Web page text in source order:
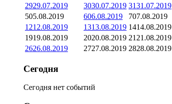
2929.07.2019 3030.07.2019 3131.07.2019
505.08.2019 606.08.2019 707.08.2019
1212.08.2019 1313.08.2019 1414.08.2019
1919.08.2019 2020.08.2019 21 21.08.2019
2626.08.2019 2727.08.2019 2828.08.2019
Сегодня
Сегодня нет событий